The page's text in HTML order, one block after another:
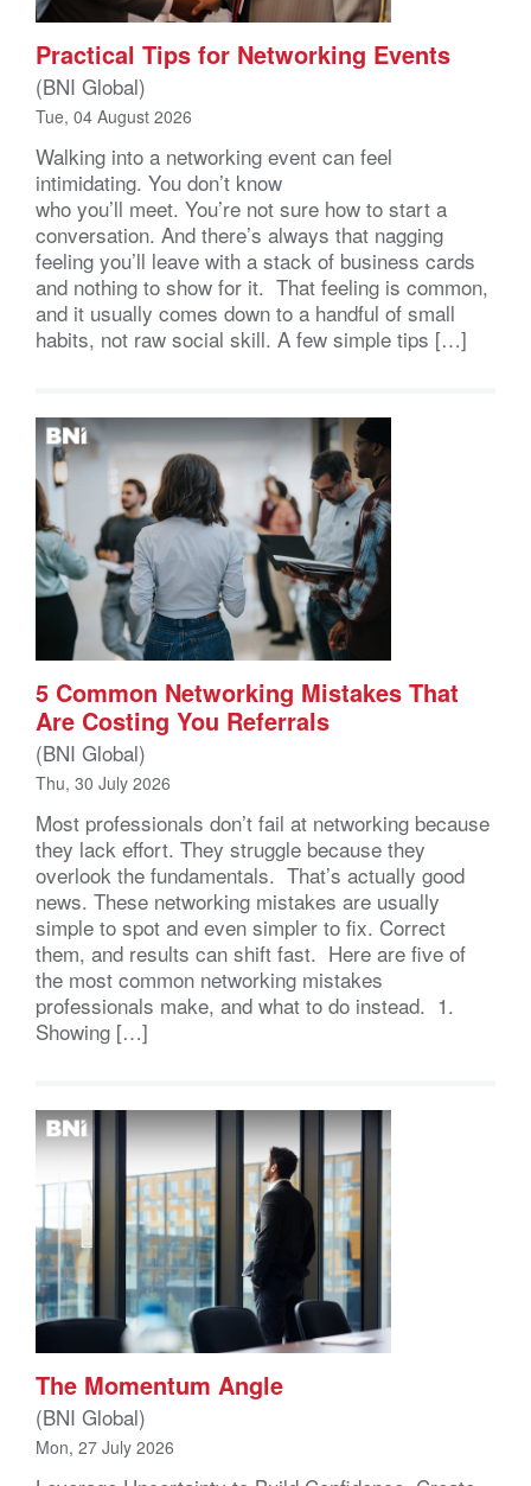
Practical Tips for Networking Events
(BNI Global)
Tue, 04 August 2026
Walking into a networking event can feel
intimidating. You don’t know
who you’ll meet. You’re not sure how to start a
conversation. And there’s always that nagging
feeling you’ll leave with a stack of business cards
and nothing to show for it. That feeling is common,
and it usually comes down to a handful of small
habits, not raw social skill. A few simple tips […]
5 Common Networking Mistakes That
Are Costing You Referrals
(BNI Global)
Thu, 30 July 2026
Most professionals don’t fail at networking because
they lack effort. They struggle because they
overlook the fundamentals. That’s actually good
news. These networking mistakes are usually
simple to spot and even simpler to fix. Correct
them, and results can shift fast. Here are five of
the most common networking mistakes
professionals make, and what to do instead. 1.
Showing […]
The Momentum Angle
(BNI Global)
Mon, 27 July 2026